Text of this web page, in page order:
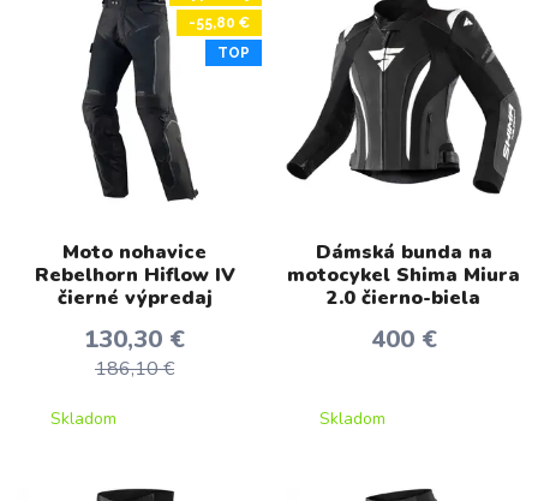
-55,80 €
TOP
Moto nohavice
Rebelhorn Hiflow IV
čierné výpredaj
130,30 €
186,10 €
Skladom
Dámská bunda na
motocykel Shima Miura
2.0 čierno-biela
400 €
Skladom